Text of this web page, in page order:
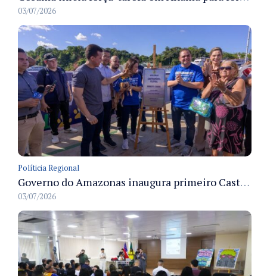
03/07/2026
Políticia Regional
Governo do Amazonas inaugura primeiro Castramóvel Fluvial para atendimento veterinário às comunidades ribeirinhas e castração gratuita
03/07/2026